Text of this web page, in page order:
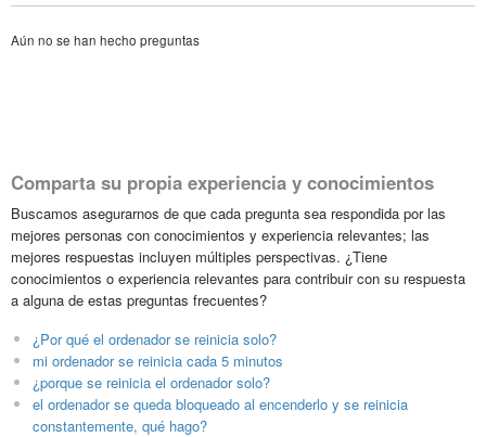
Aún no se han hecho preguntas
Comparta su propia experiencia y conocimientos
Buscamos asegurarnos de que cada pregunta sea respondida por las
mejores personas con conocimientos y experiencia relevantes; las
mejores respuestas incluyen múltiples perspectivas. ¿Tiene
conocimientos o experiencia relevantes para contribuir con su respuesta
a alguna de estas preguntas frecuentes?
¿Por qué el ordenador se reinicia solo?
mi ordenador se reinicia cada 5 minutos
¿porque se reinicia el ordenador solo?
el ordenador se queda bloqueado al encenderlo y se reinicia
constantemente, qué hago?